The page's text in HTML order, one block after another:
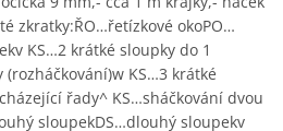
zkratky:ŘO…řetízkové okoPO…
KS…2 krátké sloupky do 1
KS…3 krátké
řady^ KS…sháčkování dvou
sloupekDS…dlouhý sloupekv